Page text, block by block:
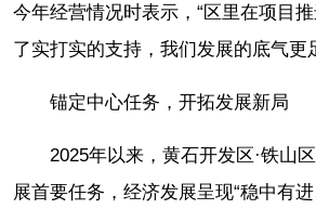
今年经营情况时表示，“区里在项目
了实打实的支持，我们发展的底气更
锚定中心任务，开拓发展新局
2025年以来，黄石开发区·铁山
展首要任务，经济发展呈现“稳中有